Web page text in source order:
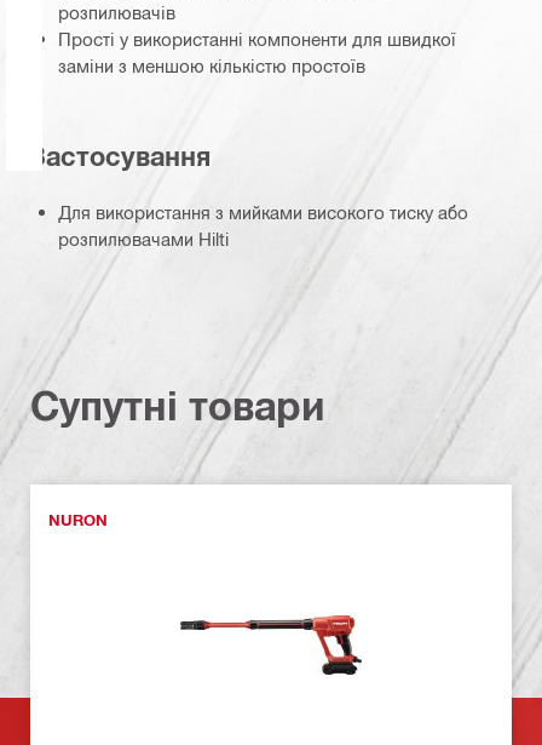
розпилювачів
Прості у використанні компоненти для швидкої
заміни з меншою кількістю простоїв
Застосування
Для використання з мийками високого тиску або
розпилювачами Hilti
Супутні товари
NURON